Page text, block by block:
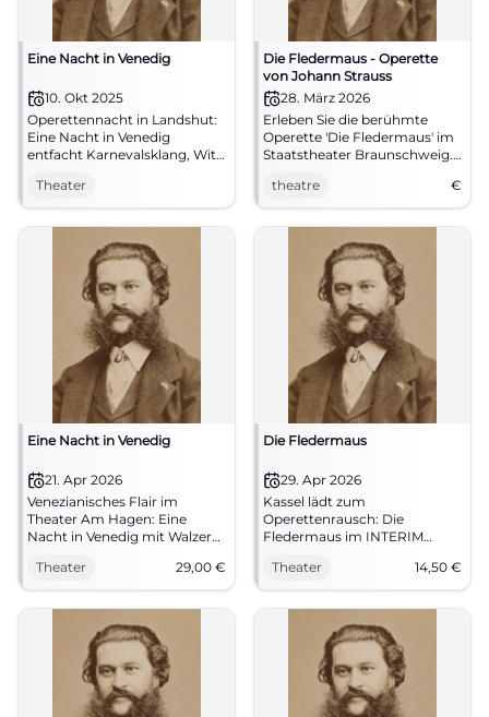
Eine Nacht in Venedig
10. Okt 2025
Operettennacht in Landshut:
Eine Nacht in Venedig
entfacht Karnevalsklang, Witz
Am 10.10.2025, 19:30.
Barrierefrei, Parken kostenlos.
Live erleben und verzaubern
lassen. #Operette
Theater
Die Fledermaus - Operette
von Johann Strauss
28. März 2026
Erleben Sie die berühmte
Operette 'Die Fledermaus' im
Staatstheater Braunschweig.
Musik und Humor erwartet
Sie.
theatre €
Eine Nacht in Venedig
21. Apr 2026
Venezianisches Flair im
Theater Am Hagen: Eine
Nacht in Venedig mit Walzern,
Bühne. 21.04.2026, 19:30 Uhr,
Tickets ab 29 €, barrierearm.
Sichern Sie Ihr Live-Erlebnis
jetzt. #StraubingKultur
Theater 29,00 €
Die Fledermaus
29. Apr 2026
Kassel lädt zum
Operettenrausch: Die
Fledermaus im INTERIM
prickelnde
Theateratmosphäre.
29.04.2026, ab 14,50 €.
#Theaterliebe
Theater 14,50 €